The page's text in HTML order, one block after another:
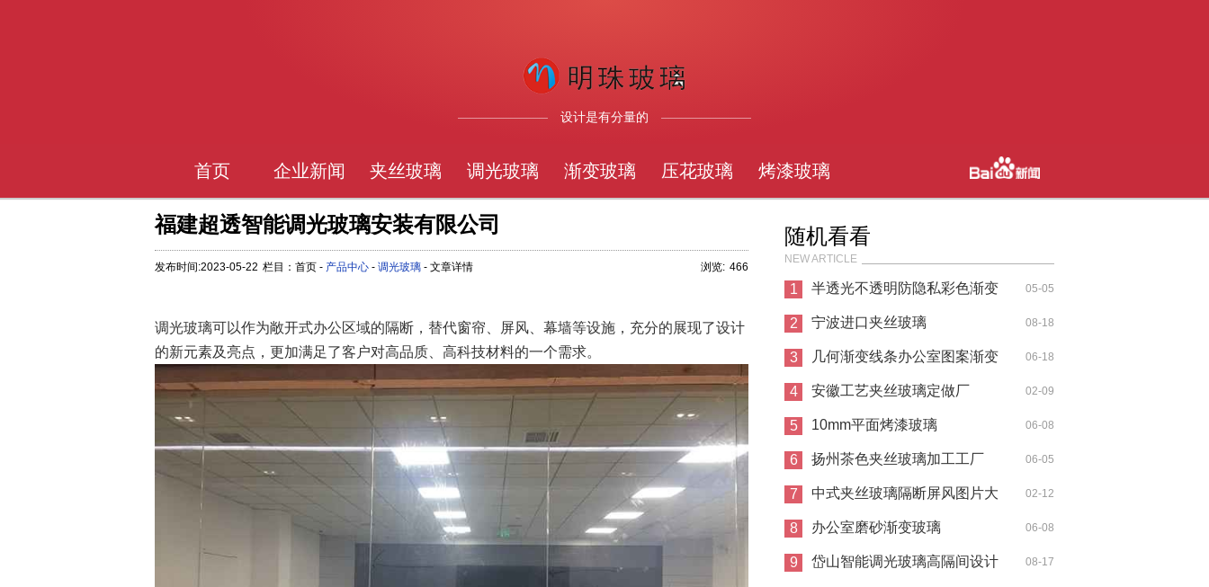
设计是有分量的
首页 企业新闻 夹丝玻璃 调光玻璃 渐变玻璃 压花玻璃 烤漆玻璃
福建超透智能调光玻璃安装有限公司
发布时间:2023-05-22 栏目：首页 - 产品中心 - 调光玻璃 - 文章详情 浏览: 466
调光玻璃可以作为敞开式办公区域的隔断，替代窗帘、屏风、幕墙等设施，充分的展现了设计
的新元素及亮点，更加满足了客户对高品质、高科技材料的一个需求。
随机看看
NEW ARTICLE
1 半透光不透明防隐私彩色渐变
玻璃
05-05
2 宁波进口夹丝玻璃 08-18
3 几何渐变线条办公室图案渐变
玻璃
06-18
4 安徽工艺夹丝玻璃定做厂 02-09
5 10mm平面烤漆玻璃 06-08
6 扬州茶色夹丝玻璃加工工厂 06-05
7 中式夹丝玻璃隔断屏风图片大
全
02-12
8 办公室磨砂渐变玻璃 06-08
9 岱山智能调光玻璃高隔间设计 08-17